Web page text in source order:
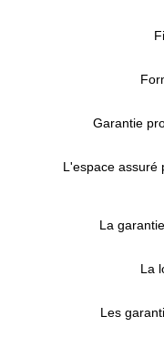
Garantie
L'espace assuré
La
La
Les